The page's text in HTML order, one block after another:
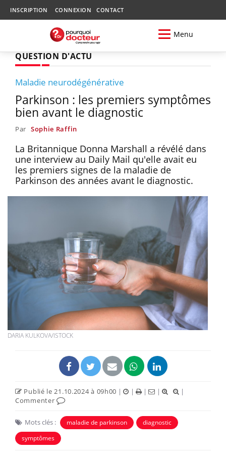
INSCRIPTION CONNEXION CONTACT
Menu
QUESTION D'ACTU
Maladie neurodégénérative
Parkinson : les premiers symptômes
bien avant le diagnostic
Par Sophie Raffin
La Britannique Donna Marshall a révélé dans
une interview au Daily Mail qu'elle avait eu
les premiers signes de la maladie de
Parkinson des années avant le diagnostic.
DARIA KULKOVA/ISTOCK
Publié le 21.10.2024 à 09h00 | | | |
|
Commenter
Mots clés : maladie de parkinson
diagnostic
symptômes